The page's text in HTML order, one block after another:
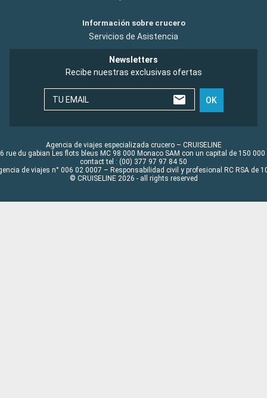
Información sobre crucero
Servicios de Asistencia
Newsletters
Recibe nuestras exclusivas ofertas
TU EMAIL OK
Agencia de viajes especializada crucero – CRUISELINE
rue du gabian Les flots bleus MC 98 000 Monaco SAM con un capital de 150 000
contact tel : (00) 377 97 97 84 50
de viajes n° 006 02 0007 – Responsabilidad civil y profesional RC RSA de
© CRUISELINE 2026 - all rights reserved